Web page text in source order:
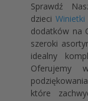
Sprawdź
dzieci Winietki
dodatków na
szeroki
idealny
Oferujemy
które